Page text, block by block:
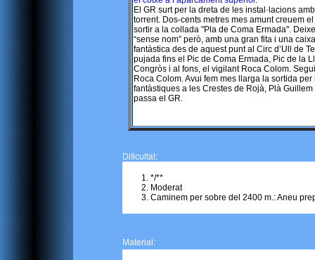
El GR surt per la dreta de les instal·lacions
torrent. Dos-cents metres mes amunt creuem
sortir a la collada "Pla de Coma Ermada".
“sense nom” però, amb una gran fita i una
fantàstica des de aquest punt al Circ d’Ull de
pujada fins el Pic de Coma Ermada, Pic de la
Congròs i al fons, el vigilant Roca Colom.
Roca Colom. Avui fem mes llarga la sortida
fantàstiques a les Crestes de Rojà, Plà
passa el GR.
Dificultat:
*/**
Moderat
Caminem per sobre del 2400 m.: Aneu
Material: